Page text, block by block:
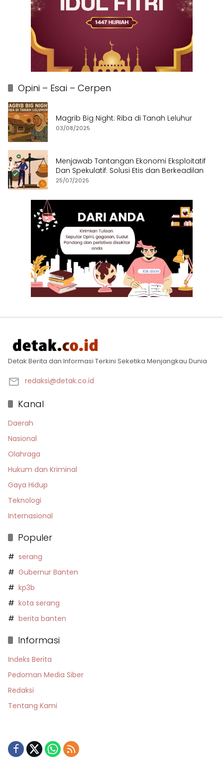
Opini – Esai – Cerpen
Magrib Big Night: Riba di Tanah Leluhur
03/08/2025
Menjawab Tantangan Ekonomi Eksploitatif
Dan Spekulatif: Solusi Etis dan Berkeadilan
25/07/2025
Detak Berita dan Informasi Terkini Seketika Menjangkau Dunia
redaksi@detak.co.id
Kanal
Daerah
Nasional
Olahraga
Hukum dan Kriminal
Gaya Hidup
Teknologi
Internasional
Populer
serang
Gubernur Banten
kp3b
kota serang
berita banten
Informasi
Indeks Berita
Pedoman Media Siber
Redaksi
Tentang Kami